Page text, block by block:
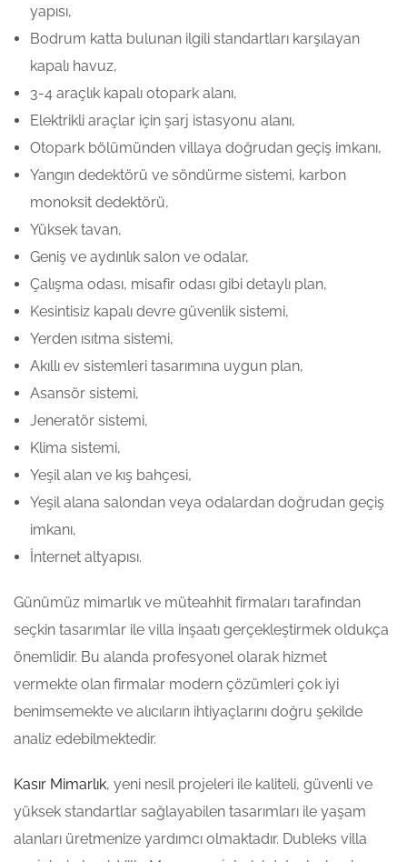
yapısı,
Bodrum katta bulunan ilgili standartları karşılayan
kapalı havuz,
3-4 araçlık kapalı otopark alanı,
Elektrikli araçlar için şarj istasyonu alanı,
Otopark bölümünden villaya doğrudan geçiş imkanı,
Yangın dedektörü ve söndürme sistemi, karbon
monoksit dedektörü,
Yüksek tavan,
Geniş ve aydınlık salon ve odalar,
Çalışma odası, misafir odası gibi detaylı plan,
Kesintisiz kapalı devre güvenlik sistemi,
Yerden ısıtma sistemi,
Akıllı ev sistemleri tasarımına uygun plan,
Asansör sistemi,
Jeneratör sistemi,
Klima sistemi,
Yeşil alan ve kış bahçesi,
Yeşil alana salondan veya odalardan doğrudan geçiş
imkanı,
İnternet altyapısı.
Günümüz mimarlık ve müteahhit firmaları tarafından
seçkin tasarımlar ile villa inşaatı gerçekleştirmek oldukça
önemlidir. Bu alanda profesyonel olarak hizmet
vermekte olan firmalar modern çözümleri çok iyi
benimsemekte ve alıcıların ihtiyaçlarını doğru şekilde
analiz edebilmektedir.
Kasır Mimarlık, yeni nesil projeleri ile kaliteli, güvenli ve
yüksek standartlar sağlayabilen tasarımları ile yaşam
alanları üretmenize yardımcı olmaktadır. Dubleks villa